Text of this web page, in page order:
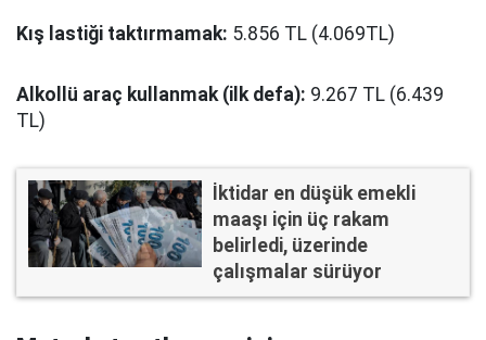
Kış lastiği taktırmamak: 5.856 TL (4.069TL)
Alkollü araç kullanmak (ilk defa): 9.267 TL (6.439
TL)
İktidar en düşük emekli
maaşı için üç rakam
belirledi, üzerinde
çalışmalar sürüyor